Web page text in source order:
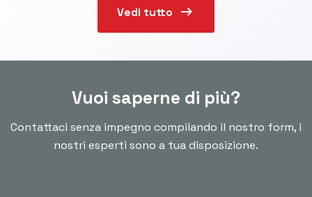
Vedi tutto arrow_right_alt
Vuoi saperne di più?
Contattaci senza impegno compilando il nostro form, i
nostri esperti sono a tua disposizione.